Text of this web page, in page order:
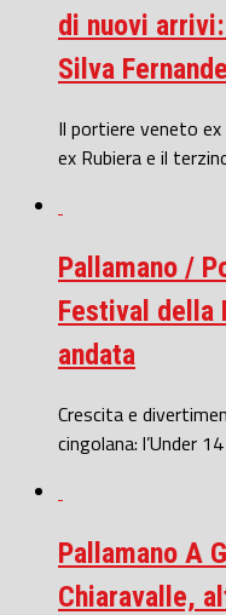
di nuovi
Silva
Il portiere veneto
ex Rubiera e il
Pallamano /
Festival della
andata
Crescita e
cingolana: l’Under
Pallamano A
Chiaravalle,